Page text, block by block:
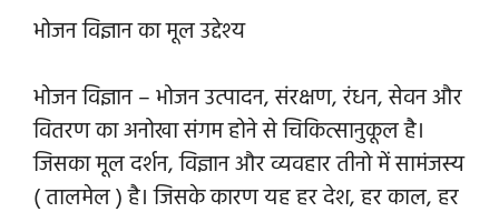
भोजन विज्ञान का मूल उद्देश्य
भोजन विज्ञान – भोजन उत्पादन, संरक्षण, रंधन, सेवन और
वितरण का अनोखा संगम होने से चिकित्सानुकूल है।
जिसका मूल दर्शन, विज्ञान और व्यवहार तीनो में सामंजस्य
( तालमेल ) है। जिसके कारण यह हर देश, हर काल, हर